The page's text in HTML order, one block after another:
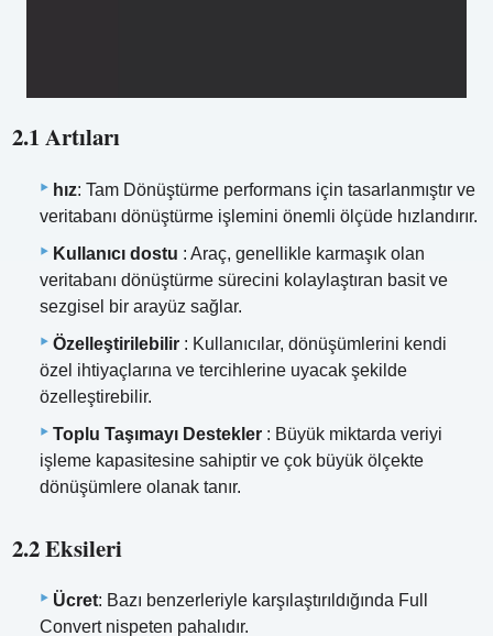
2.1 Artıları
hız: Tam Dönüştürme performans için tasarlanmıştır ve
veritabanı dönüştürme işlemini önemli ölçüde hızlandırır.
Kullanıcı dostu : Araç, genellikle karmaşık olan
veritabanı dönüştürme sürecini kolaylaştıran basit ve
sezgisel bir arayüz sağlar.
Özelleştirilebilir : Kullanıcılar, dönüşümlerini kendi
özel ihtiyaçlarına ve tercihlerine uyacak şekilde
özelleştirebilir.
Toplu Taşımayı Destekler : Büyük miktarda veriyi
işleme kapasitesine sahiptir ve çok büyük ölçekte
dönüşümlere olanak tanır.
2.2 Eksileri
Ücret: Bazı benzerleriyle karşılaştırıldığında Full
Convert nispeten pahalıdır.